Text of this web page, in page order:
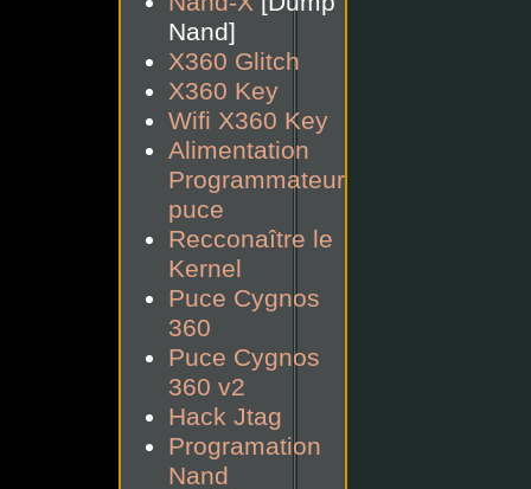
Nand]
X360 Glitch
X360 Key
Wifi X360 Key
Alimentation
Programmateur
puce
Recconaître le
Kernel
Puce Cygnos
360
Puce Cygnos
360 v2
Hack Jtag
Programation
Nand